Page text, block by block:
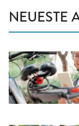
NEUESTE